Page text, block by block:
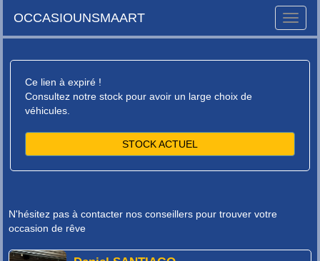
Toggle
OCCASIOUNSMAART
Ce lien à expiré !
Consultez notre stock pour avoir un large choix de
véhicules.
STOCK ACTUEL
N'hésitez pas à contacter nos conseillers pour trouver votre
occasion de rêve